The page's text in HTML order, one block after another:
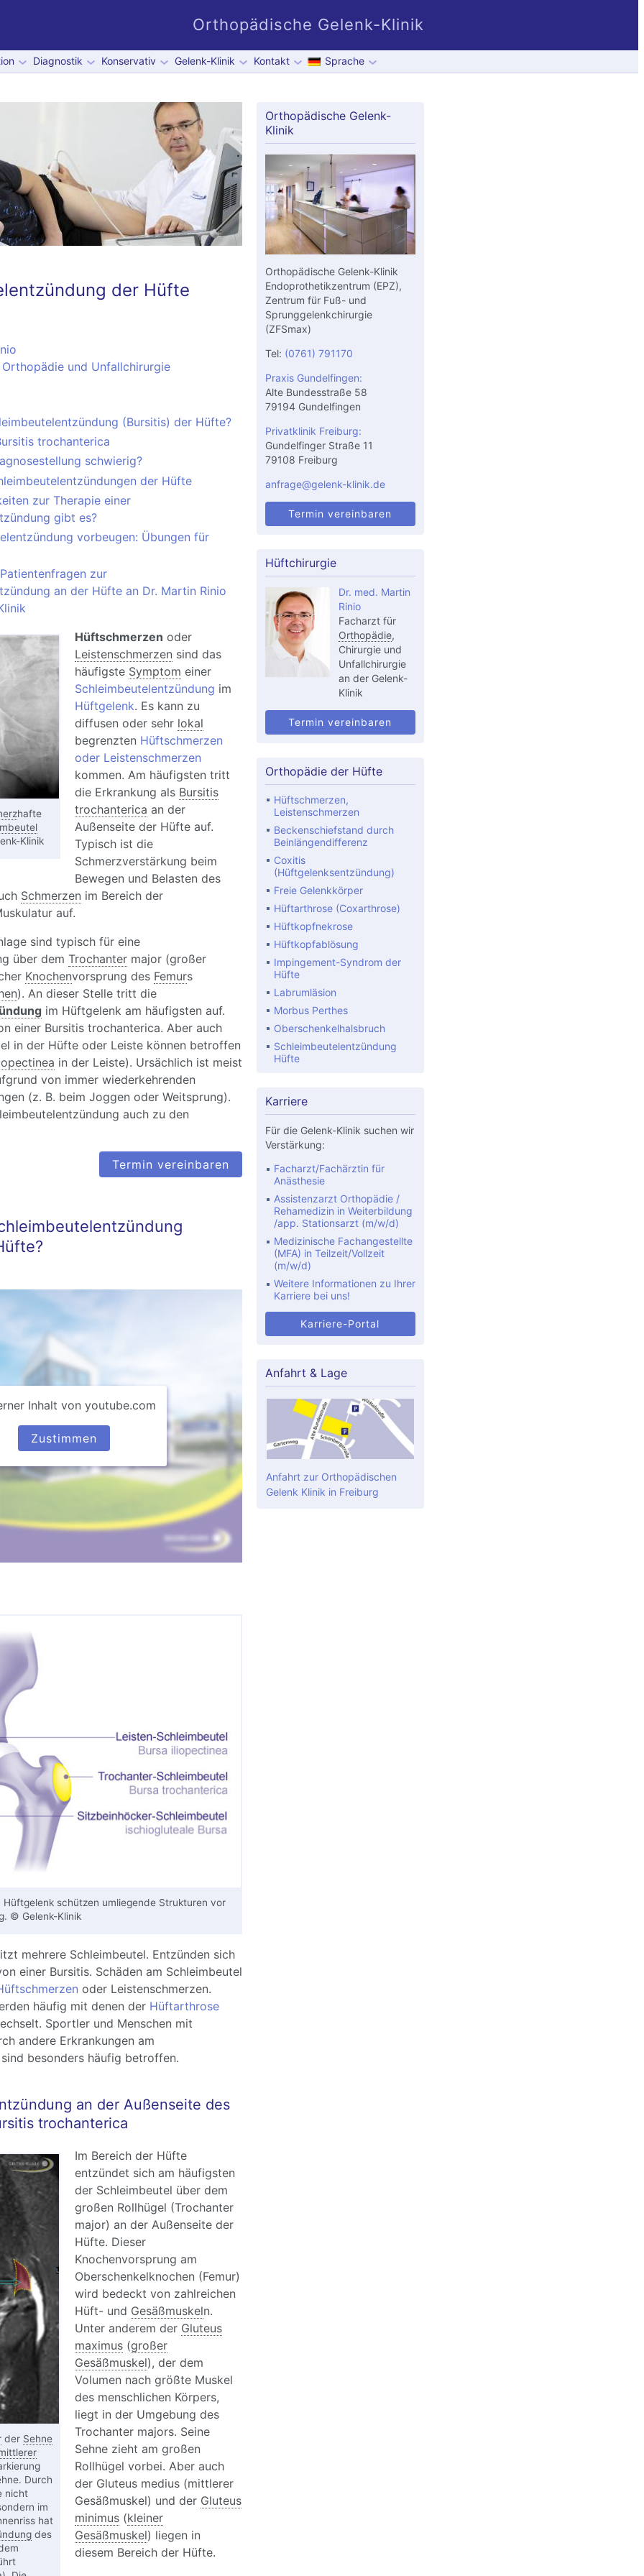
Orthopädische Gelenk-Klinik
Diagnostik Konservativ Gelenk-Klinik Kontakt Sprache
der Hüfte
und Unfallchirurgie
(Bursitis) der Hüfte?
trochanterica
schwierig?
der Hüfte
zur Therapie einer
gibt es?
vorbeugen: Übungen für
zur
an der Hüfte an Dr. Martin Rinio
hafte
Klinik
Hüftschmerzen oder
Leistenschmerzen sind das
häufigste Symptom einer
Schleimbeutelentzündung im
Hüftgelenk. Es kann zu
diffusen oder sehr lokal
begrenzten Hüftschmerzen
oder Leistenschmerzen
kommen. Am häufigsten tritt
die Erkrankung als Bursitis
trochanterica an der
Außenseite der Hüfte auf.
Typisch ist die
Schmerzverstärkung beim
Bewegen und Belasten des
Schmerzen im Bereich der
auf.
sind typisch für eine
über dem Trochantermajor (großer
Knochenvorsprung des Femurs
). An dieser Stelle tritt die
im Hüftgelenk am häufigsten auf.
einer Bursitis trochanterica. Aber auch
in der Hüfte oder Leiste können betroffen
in der Leiste). Ursächlich ist meist
von immer wiederkehrenden
(z. B. beim Joggen oder Weitsprung).
auch zu den
Termin vereinbaren
Inhalt von youtube.com
Zustimmen
schützen umliegende Strukturen vor
© Gelenk-Klinik
mehrere Schleimbeutel. Entzünden sich
einer Bursitis. Schäden am Schleimbeutel
oder Leistenschmerzen.
häufig mit denen der Hüftarthrose
Sportler und Menschen mit
andere Erkrankungen am
besonders häufig betroffen.
an der Außenseite des
trochanterica
der Sehne
Durch
nicht
im
hat
des
Im Bereich der Hüfte
entzündet sich am häufigsten
der Schleimbeutel über dem
großen Rollhügel (Trochanter
major) an der Außenseite der
Hüfte. Dieser
Knochenvorsprung am
Oberschenkelknochen (Femur)
wird bedeckt von zahlreichen
Hüft- und Gesäßmuskeln.
Unter anderem der Gluteus
maximus(großer
Gesäßmuskel), der dem
Volumen nach größte Muskel
des menschlichen Körpers,
liegt in der Umgebung des
Trochanter majors. Seine
Sehne zieht am großen
Rollhügel vorbei. Aber auch
der Gluteus medius (mittlerer
Gesäßmuskel) und der Gluteus
minimus(kleiner
Gesäßmuskel) liegen in
diesem Bereich der Hüfte.
Orthopädische Gelenk-
Klinik
Orthopädische Gelenk-Klinik
Endoprothetikzentrum (EPZ),
Zentrum für Fuß- und
Sprunggelenkchirurgie
(ZFSmax)
Tel: (0761) 791170
Praxis Gundelfingen:
Alte Bundesstraße 58
79194 Gundelfingen
Privatklinik Freiburg:
Gundelfinger Straße 11
79108 Freiburg
anfrage@gelenk-klinik.de
Termin vereinbaren
Hüftchirurgie
Dr. med. Martin
Rinio
Facharzt für
Orthopädie,
Chirurgie und
Unfallchirurgie
an der Gelenk-
Klinik
Termin vereinbaren
Orthopädie der Hüfte
Hüftschmerzen,
Leistenschmerzen
Beckenschiefstand durch
Beinlängendifferenz
Coxitis
(Hüftgelenksentzündung)
Freie Gelenkkörper
Hüftarthrose (Coxarthrose)
Hüftkopfnekrose
Hüftkopfablösung
Impingement-Syndrom der
Hüfte
Labrumläsion
Morbus Perthes
Oberschenkelhalsbruch
Schleimbeutelentzündung
Hüfte
Karriere
Für die Gelenk-Klinik suchen wir
Verstärkung:
Facharzt/Fachärztin für
Anästhesie
Assistenzarzt Orthopädie /
Rehamedizin in Weiterbildung
/app. Stationsarzt (m/w/d)
Medizinische Fachangestellte
(MFA) in Teilzeit/Vollzeit
(m/w/d)
Weitere Informationen zu Ihrer
Karriere bei uns!
Karriere-Portal
Anfahrt & Lage
Anfahrt zur Orthopädischen
Gelenk Klinik in Freiburg